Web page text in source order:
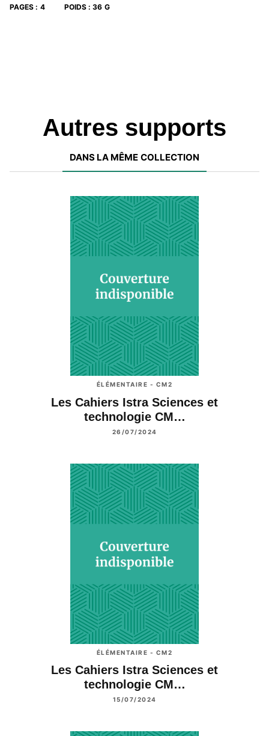
PAGES : 4 POIDS :36 G
Autres supports
DANS LA MÊME COLLECTION
ÉLÉMENTAIRE - CM2
Les Cahiers Istra Sciences et
technologie CM…
26/07/2024
ÉLÉMENTAIRE - CM2
Les Cahiers Istra Sciences et
technologie CM…
15/07/2024